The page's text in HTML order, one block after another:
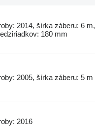
2014, šírka záberu: 6 m,
180 mm
2005, šírka záberu: 5 m
2016